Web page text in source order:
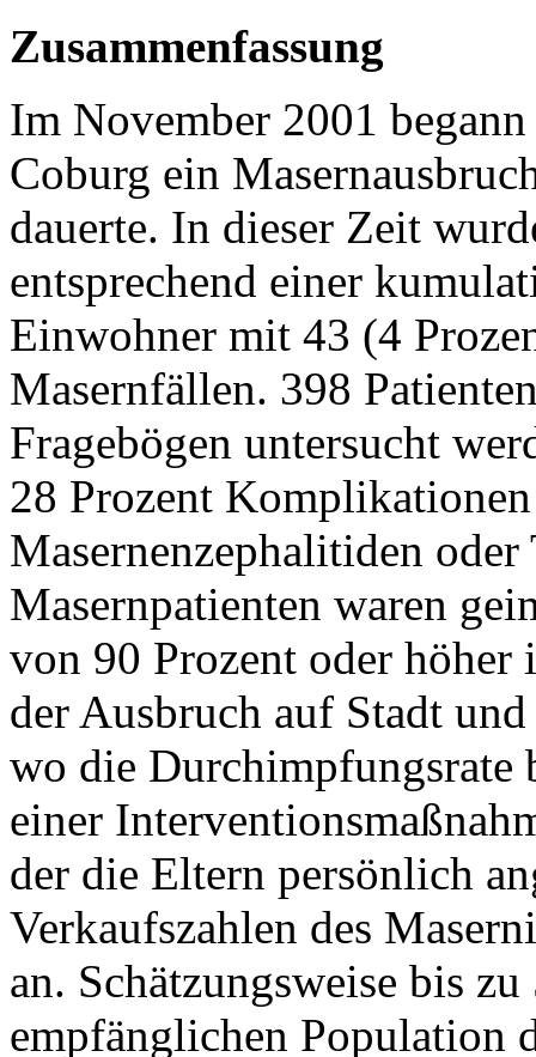
Zusammenfassung
Im November 2001
Coburg ein
dauerte. In dieser Zeit
entsprechend einer
Einwohner mit 43 (4
Masernfällen. 398
Fragebögen untersucht
28 Prozent
Masernenzephalitiden
Masernpatienten waren
von 90 Prozent oder höher
der Ausbruch auf Stadt
wo die Durchimpfungsrate
einer
der die Eltern persönlich
Verkaufszahlen des
an. Schätzungsweise bis
empfänglichen Population